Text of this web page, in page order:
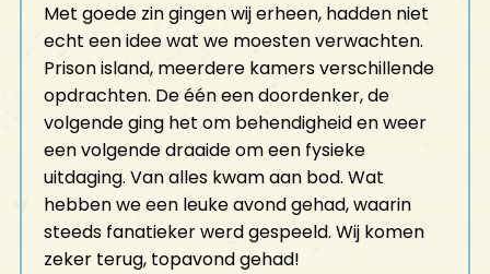
Met goede zin gingen wij erheen, hadden niet
echt een idee wat we moesten verwachten.
Prison island, meerdere kamers verschillende
opdrachten. De één een doordenker, de
volgende ging het om behendigheid en weer
een volgende draaide om een fysieke
uitdaging. Van alles kwam aan bod. Wat
hebben we een leuke avond gehad, waarin
steeds fanatieker werd gespeeld. Wij komen
zeker terug, topavond gehad!